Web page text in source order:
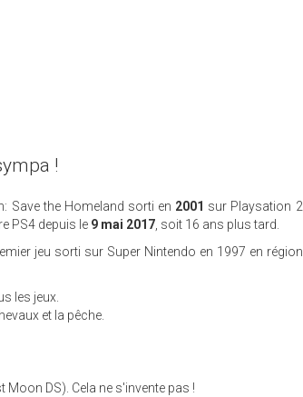
!
Save the Homeland sorti en 2001 sur Playsation 2
PS4 depuis le 9 mai 2017 , soit 16 ans plus tard.
jeu sorti sur Super Nintendo en 1997 en région
les jeux.
et la pêche.
DS). Cela ne s'invente pas !